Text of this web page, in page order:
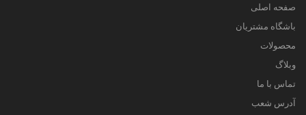
صفحه اصلی
باشگاه مشتریان
محصولات
وبلاگ
تماس با ما
آدرس شعب